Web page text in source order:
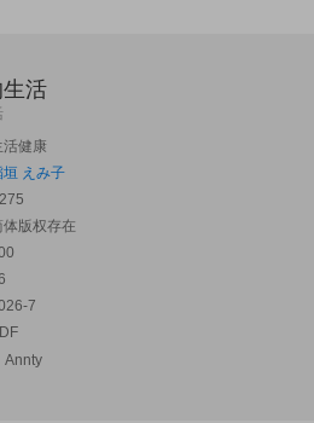
活
活健康
垣 えみ子
体版权存在
7
Annty